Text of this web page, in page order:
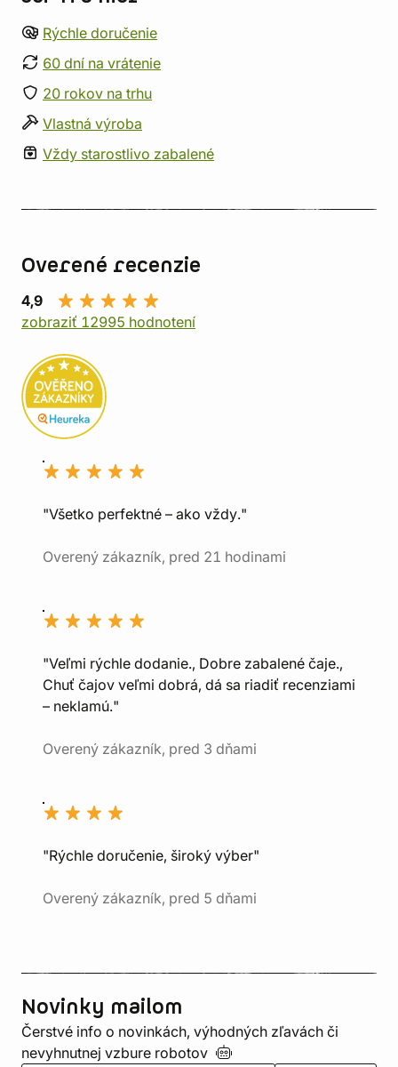
Rýchle doručenie
60 dní na vrátenie
20 rokov na trhu
Vlastná výroba
Vždy starostlivo zabalené
Overené recenzie
4,9
zobraziť 12995 hodnotení
"Všetko perfektné – ako vždy."
Overený zákazník, pred 21 hodinami
"Veľmi rýchle dodanie., Dobre zabalené čaje.,
Chuť čajov veľmi dobrá, dá sa riadiť recenziami
– neklamú."
Overený zákazník, pred 3 dňami
"Rýchle doručenie, široký výber"
Overený zákazník, pred 5 dňami
Novinky mailom
Čerstvé info o novinkách, výhodných zľavách či
nevyhnutnej vzbure robotov